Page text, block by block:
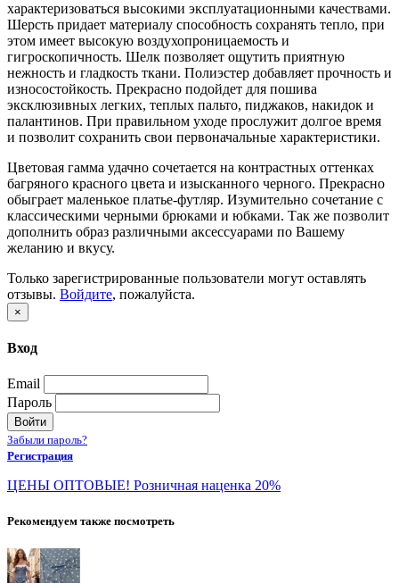
характеризоваться высокими эксплуатационными качествами.
Шерсть придает материалу способность сохранять тепло, при
этом имеет высокую воздухопроницаемость и
гигроскопичность. Шелк позволяет ощутить приятную
нежность и гладкость ткани. Полиэстер добавляет прочность и
износостойкость. Прекрасно подойдет для пошива
эксклюзивных легких, теплых пальто, пиджаков, накидок и
палантинов. При правильном уходе прослужит долгое время
и позволит сохранить свои первоначальные характеристики.
Цветовая гамма удачно сочетается на контрастных оттенках
багряного красного цвета и изысканного черного. Прекрасно
обыграет маленькое платье-футляр. Изумительно сочетание c
классическими черными брюками и юбками. Так же позволит
дополнить образ различными аксессуарами по Вашему
желанию и вкусу.
Только зарегистрированные пользователи могут оставлять
отзывы. Войдите, пожалуйста.
×
Вход
Email
Пароль
Войти
Забыли пароль?
Регистрация
ЦЕНЫ ОПТОВЫЕ! Розничная наценка 20%
Рекомендуем также посмотреть